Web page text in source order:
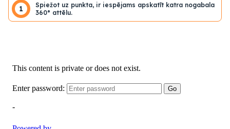
1
Spiežot uz punkta, ir iespējams apskatīt katra nogabala
360° attēlu.